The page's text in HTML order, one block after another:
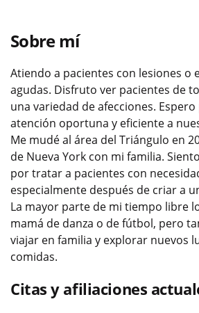
Sobre mí
Atiendo a pacientes con lesiones o
agudas. Disfruto ver pacientes de
una variedad de afecciones.
atención oportuna y eficiente a
Me mudé al área del Triángulo en
de Nueva York con mi familia.
por tratar a pacientes con
especialmente después de criar a
La mayor parte de mi tiempo libre
mamá de danza o de fútbol, pero
viajar en familia y explorar nuevos
comidas.
Citas y afiliaciones